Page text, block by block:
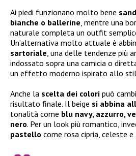
Ai piedi funzionano molto bene
bianche o ballerine , mentre una
naturale completa un outfit
Un’alternativa molto attuale è
sartoriale , una delle tendenze più
indossato sopra una camicia o
un effetto moderno ispirato allo
Anche la scelta dei colori può
risultato finale. Il beige si abbina
tonalità come blu navy, azzurro,
nero. Per un look più romantico,
pastello come rosa cipria, celeste e